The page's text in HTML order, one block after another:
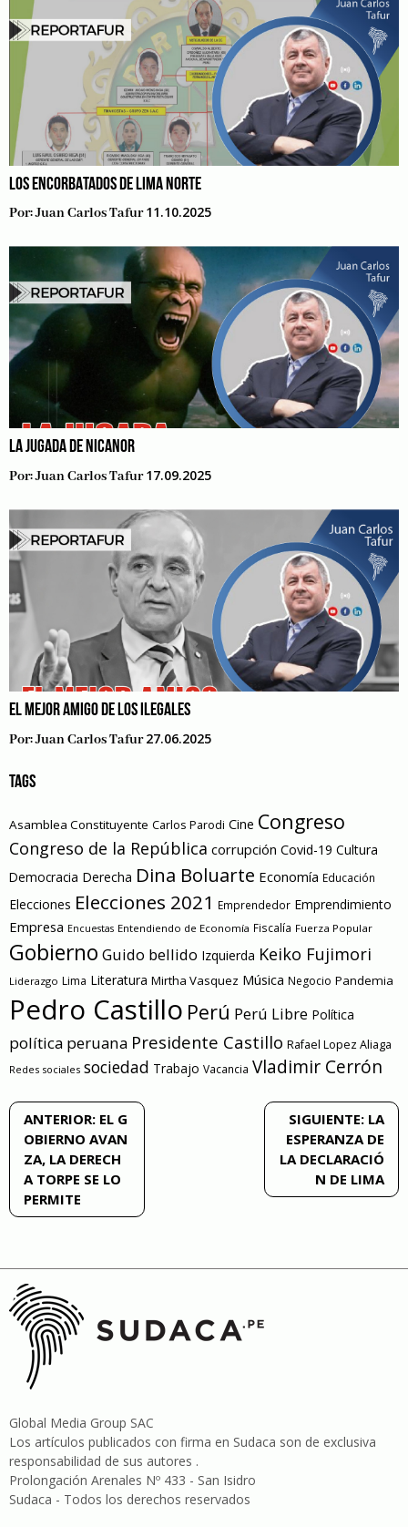
LOS ENCORBATADOS DE LIMA NORTE
Por:Juan Carlos Tafur 11.10.2025
LA JUGADA DE NICANOR
Por:Juan Carlos Tafur 17.09.2025
EL MEJOR AMIGO DE LOS ILEGALES
Por:Juan Carlos Tafur 27.06.2025
TAGS
Asamblea Constituyente Carlos Parodi Cine Congreso
Congreso de la República corrupción Covid-19 Cultura
Democracia Derecha Dina Boluarte Economía Educación
Elecciones Elecciones 2021 Emprendedor Emprendimiento
Empresa Encuestas Entendiendo de Economía Fiscalía Fuerza Popular
Gobierno Guido bellido Izquierda Keiko Fujimori
Liderazgo Lima Literatura Mirtha Vasquez Música Negocio Pandemia
Pedro Castillo Perú Perú Libre Política
política peruana Presidente Castillo Rafael Lopez Aliaga
Redes sociales sociedad Trabajo Vacancia Vladimir Cerrón
Navegación
de
entradas
ANTERIOR: EL G
OBIERNO AVAN
ZA, LA DERECH
A TORPE SE LO
PERMITE
SIGUIENTE: LA
ESPERANZA DE
LA DECLARACIÓ
N DE LIMA
Global Media Group SAC
Los artículos publicados con firma en Sudaca son de exclusiva
responsabilidad de sus autores .
Prolongación Arenales Nº 433 - San Isidro
Sudaca - Todos los derechos reservados